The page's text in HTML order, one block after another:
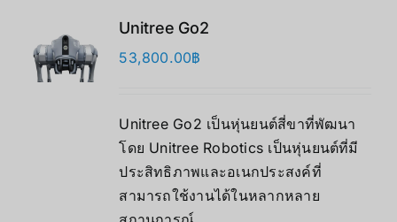
Unitree Go2
53,800.00฿
Unitree Go2 เป็นหุ่นยนต์สี่ขาที่พัฒนา
โดย Unitree Robotics เป็นหุ่นยนต์ที่มี
ประสิทธิภาพและอเนกประสงค์ที่
สามารถใช้งานได้ในหลากหลาย